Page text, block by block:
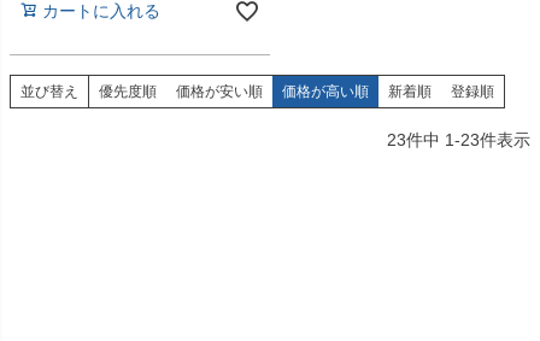
カートに入れる
並び替え 優先度順 価格が安い順 価格が高い順 新着順 登録順
23件中 1-23件表示